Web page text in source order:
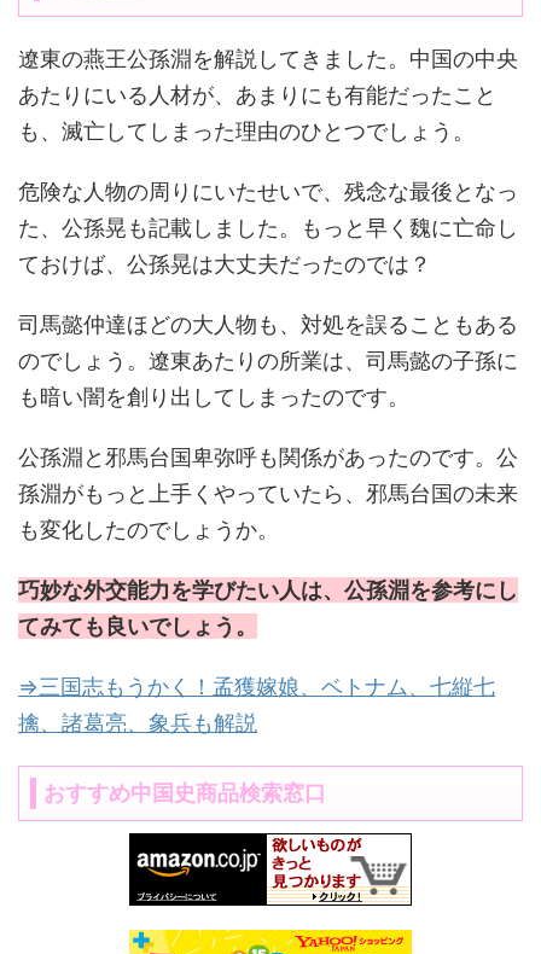
遼東の燕王公孫淵を解説してきました。中国の中央
あたりにいる人材が、あまりにも有能だったこと
も、滅亡してしまった理由のひとつでしょう。
危険な人物の周りにいたせいで、残念な最後となっ
た、公孫晃も記載しました。もっと早く魏に亡命し
ておけば、公孫晃は大丈夫だったのでは？
司馬懿仲達ほどの大人物も、対処を誤ることもある
のでしょう。遼東あたりの所業は、司馬懿の子孫に
も暗い闇を創り出してしまったのです。
公孫淵と邪馬台国卑弥呼も関係があったのです。公
孫淵がもっと上手くやっていたら、邪馬台国の未来
も変化したのでしょうか。
巧妙な外交能力を学びたい人は、公孫淵を参考にし
てみても良いでしょう。
⇒三国志もうかく！孟獲嫁娘、ベトナム、七縦七
擒、諸葛亮、象兵も解説
おすすめ中国史商品検索窓口